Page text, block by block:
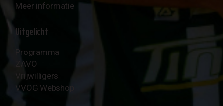
Meer informatie
Uitgelicht
Programma
ZAVO
Vrijwilligers
VVOG Webshop